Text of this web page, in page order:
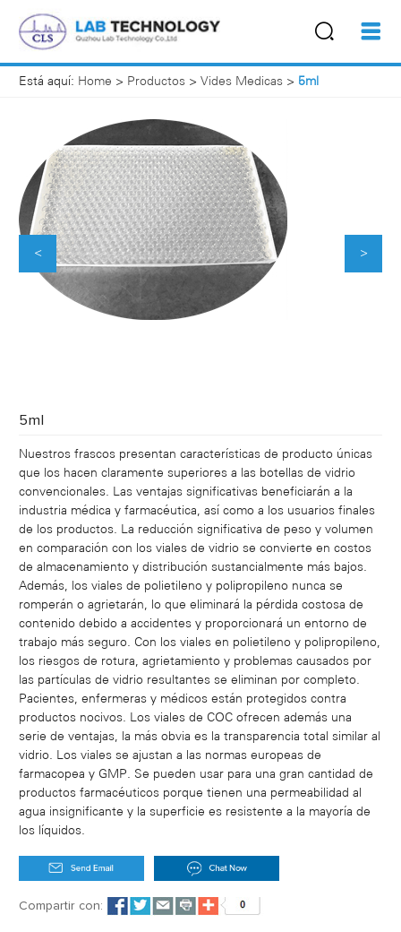
Está aquí: Home > Productos > Vides Medicas > 5ml
< >
5ml
Nuestros frascos presentan características de producto únicas
que los hacen claramente superiores a las botellas de vidrio
convencionales. Las ventajas significativas beneficiarán a la
industria médica y farmacéutica, así como a los usuarios finales
de los productos. La reducción significativa de peso y volumen
en comparación con los viales de vidrio se convierte en costos
de almacenamiento y distribución sustancialmente más bajos.
Además, los viales de polietileno y polipropileno nunca se
romperán o agrietarán, lo que eliminará la pérdida costosa de
contenido debido a accidentes y proporcionará un entorno de
trabajo más seguro. Con los viales en polietileno y polipropileno,
los riesgos de rotura, agrietamiento y problemas causados ​​por
las partículas de vidrio resultantes se eliminan por completo.
Pacientes, enfermeras y médicos están protegidos contra
productos nocivos. Los viales de COC ofrecen además una
serie de ventajas, la más obvia es la transparencia total similar al
vidrio. Los viales se ajustan a las normas europeas de
farmacopea y GMP. Se pueden usar para una gran cantidad de
productos farmacéuticos porque tienen una permeabilidad al
agua insignificante y la superficie es resistente a la mayoría de
los líquidos.
Compartir con: